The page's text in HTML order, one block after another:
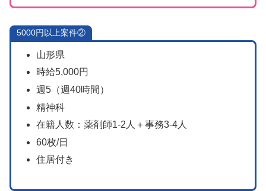
5000円以上案件②
山形県
時給5,000円
週5（週40時間）
精神科
在籍人数：薬剤師1-2人＋事務3-4人
60枚/日
住居付き